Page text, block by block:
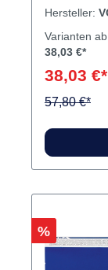
Stück
Hersteller:
Varianten ab
38,03 €*
38,03 €*
57,80 €*
Rabatt
%